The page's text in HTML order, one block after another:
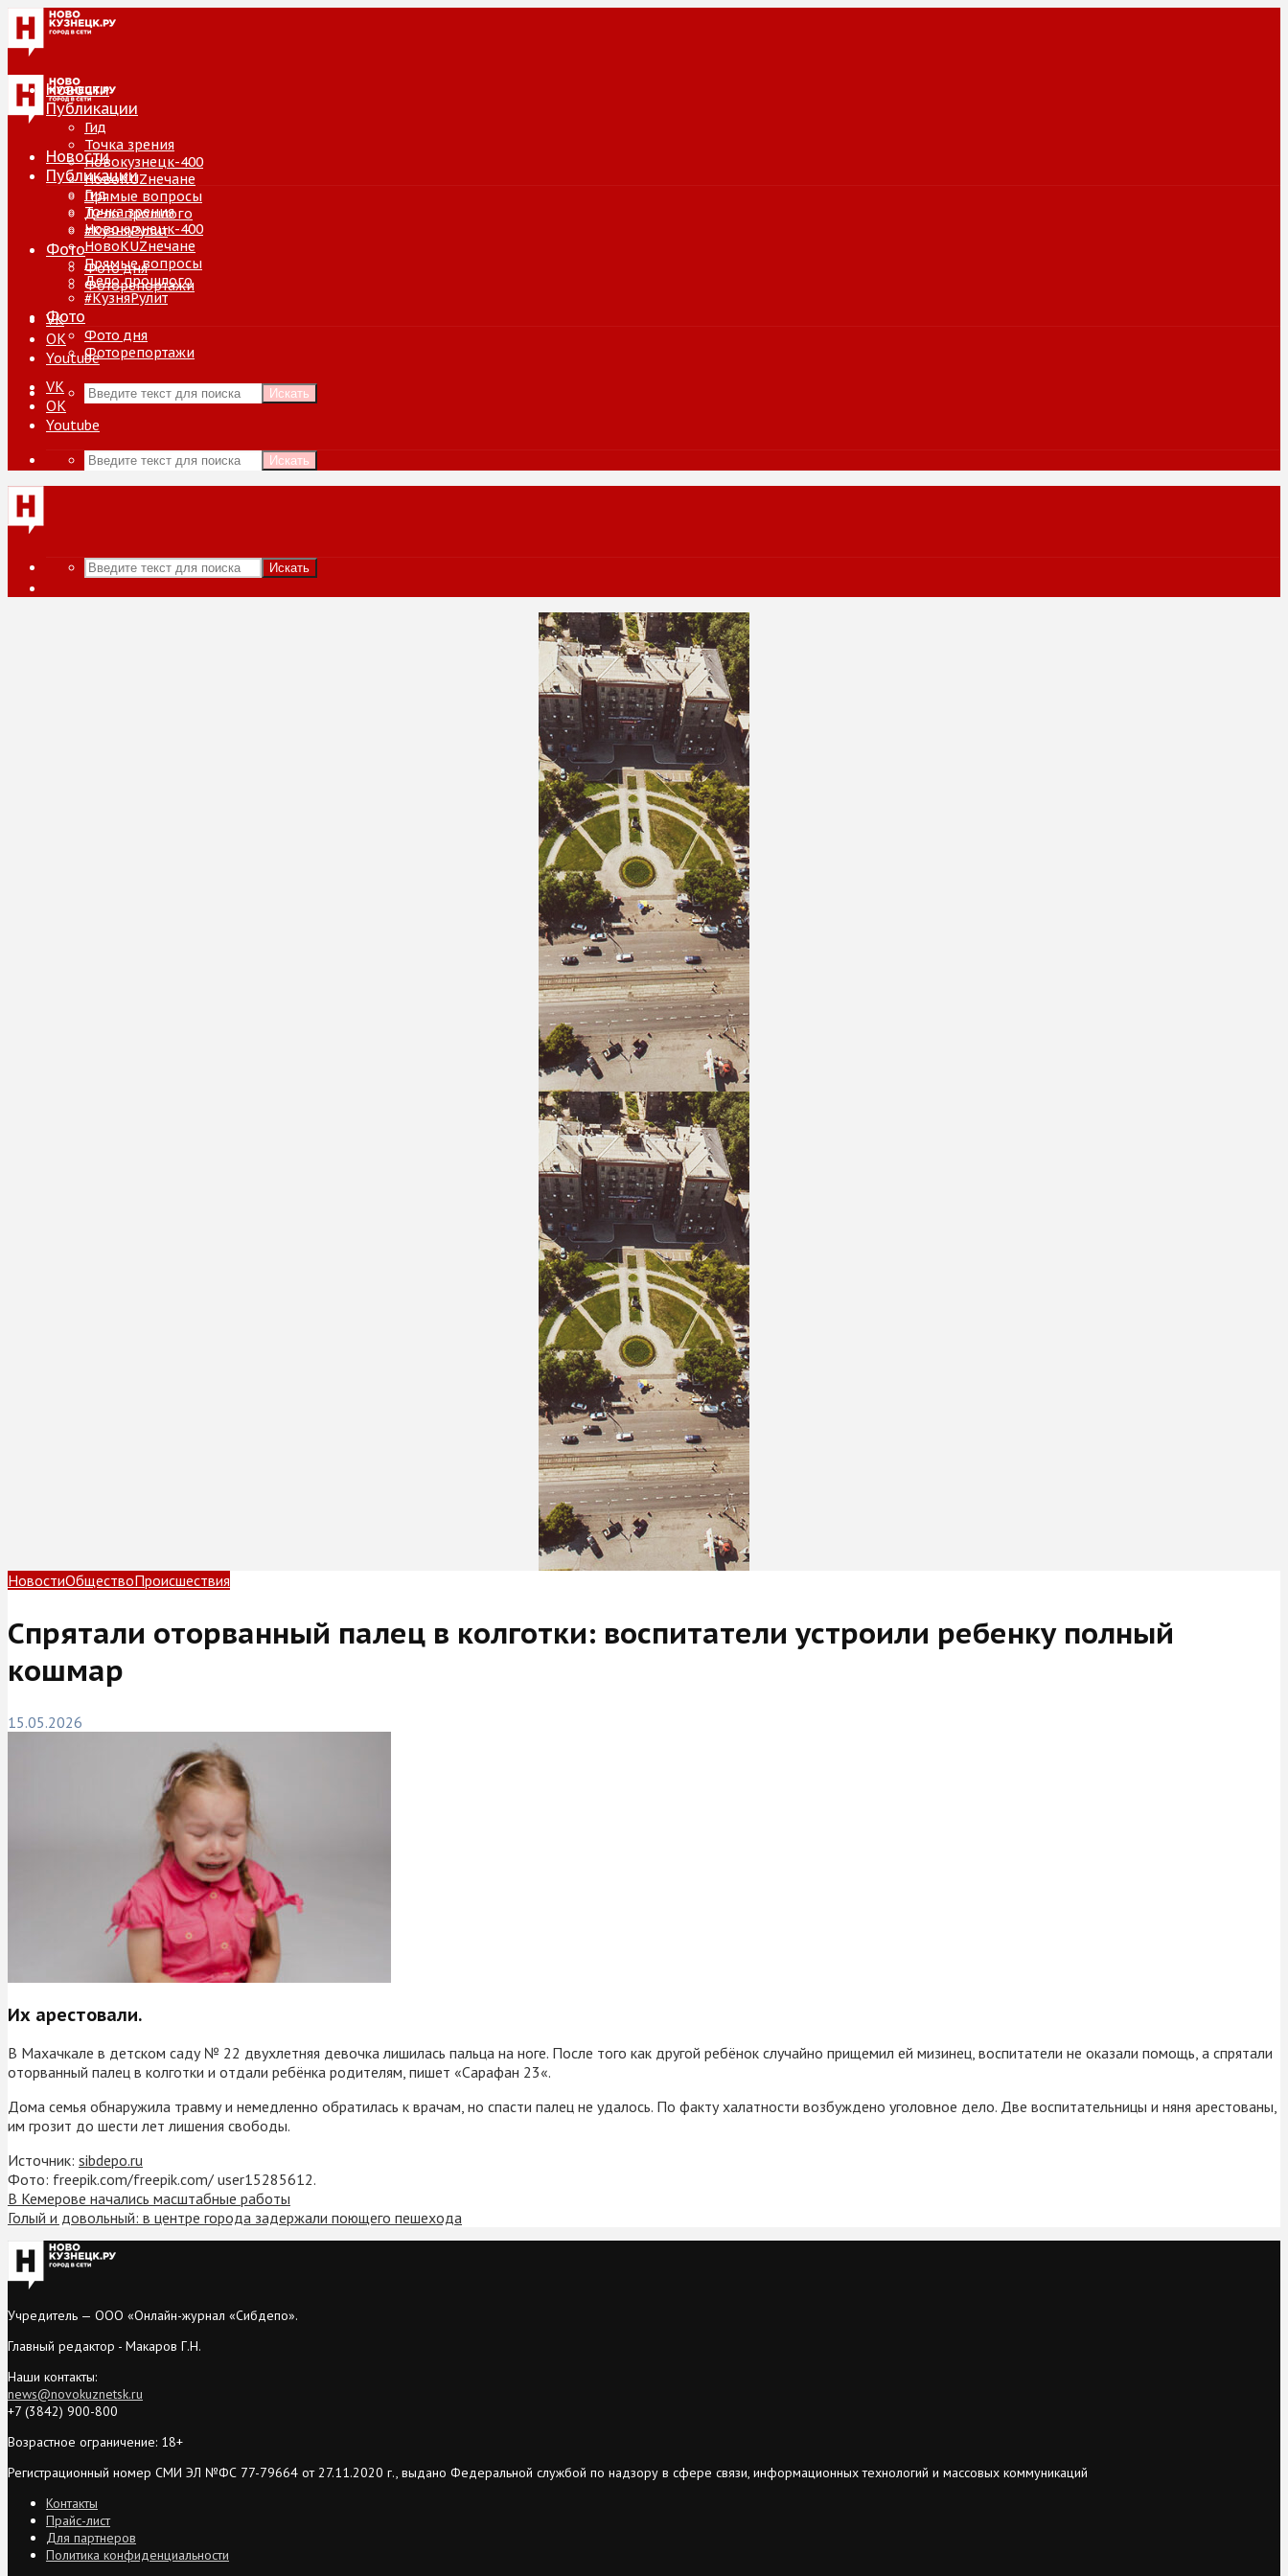
Новости
Публикации
Гид
Точка зрения
Новокузнецк-400
НовоKUZнечане
Прямые вопросы
Дело прошлого
#КузняРулит
Фото
Фото дня
Фоторепортажи
VK
ОК
Youtube
Искать
Новости
Публикации
Гид
Точка зрения
Новокузнецк-400
НовоKUZнечане
Прямые вопросы
Дело прошлого
#КузняРулит
Фото
Фото дня
Фоторепортажи
VK
ОК
Youtube
Искать
Искать
НовостиОбществоПроисшествия
Спрятали оторванный палец в колготки: воспитатели устроили ребенку полный
кошмар
15.05.2026
Их арестовали.
В Махачкале в детском саду № 22 двухлетняя девочка лишилась пальца на ноге. После того как другой ребёнок случайно прищемил ей мизинец, воспитатели не оказали помощь, а спрятали
оторванный палец в колготки и отдали ребёнка родителям, пишет «Сарафан 23«.
Дома семья обнаружила травму и немедленно обратилась к врачам, но спасти палец не удалось. По факту халатности возбуждено уголовное дело. Две воспитательницы и няня арестованы,
им грозит до шести лет лишения свободы.
Источник: sibdepo.ru
Фото: freepik.com/freepik.com/ user15285612.
В Кемерове начались масштабные работы
Голый и довольный: в центре города задержали поющего пешехода
Учредитель — ООО «Онлайн-журнал «Сибдепо».
Главный редактор - Макаров Г.Н.
Наши контакты:
news@novokuznetsk.ru
+7 (3842) 900-800
Возрастное ограничение: 18+
Регистрационный номер СМИ ЭЛ №ФС 77-79664 от 27.11.2020 г., выдано Федеральной службой по надзору в сфере связи, информационных технологий и массовых коммуникаций
Контакты
Прайс-лист
Для партнеров
Политика конфиденциальности